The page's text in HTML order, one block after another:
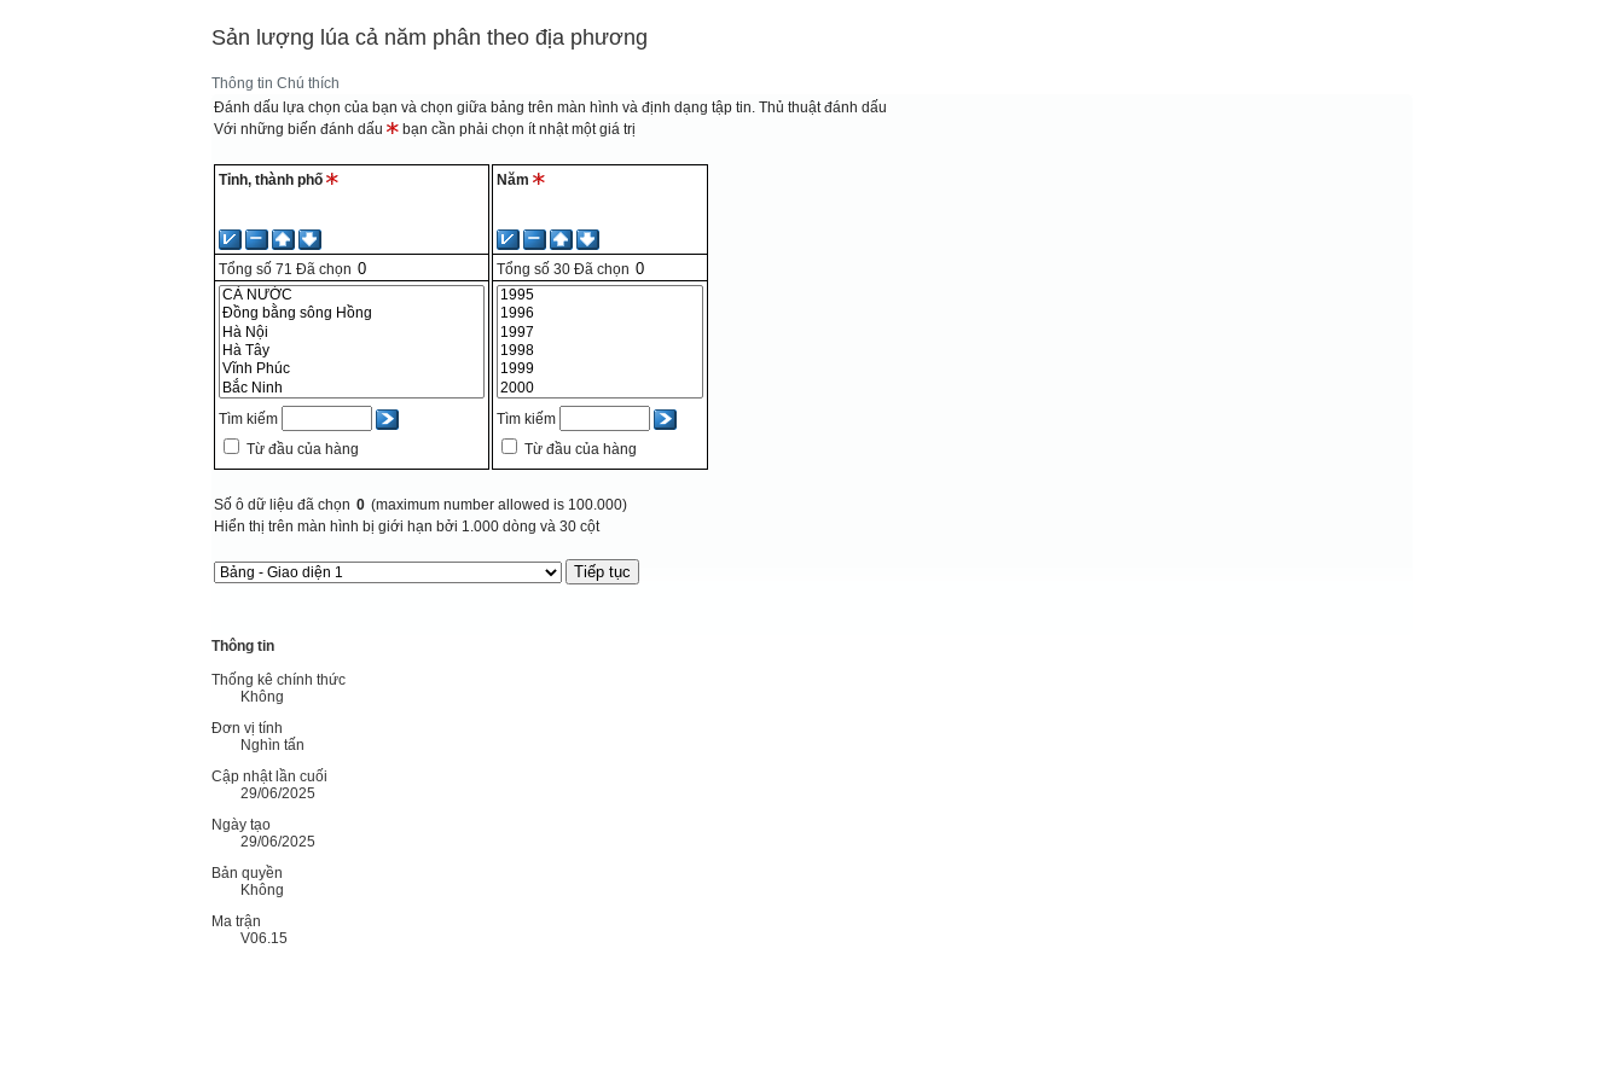
Sản lượng lúa cả năm phân theo địa phương
Thông tin Chú thích
Đánh dấu lựa chọn của bạn và chọn giữa bảng trên màn hình và định dạng tập tin.Thủ thuật đánh dấu
Với những biến đánh dấu
bạn cần phải chọn ít nhật một giá trị
Tỉnh, thành phố
Tổng số 71 Đã chọn
Tìm kiếm
Từ đầu của hàng
Năm
Tổng số 30 Đã chọn
Tìm kiếm
Từ đầu của hàng
Số ô dữ liệu đã chọn 0 (maximum number allowed is 100.000)
Hiển thị trên màn hình bị giới hạn bởi 1.000 dòng và 30 cột
Thông tin
Thống kê chính thức
Không
Đơn vị tính
Nghìn tấn
Cập nhật lần cuối
29/06/2025
Ngày tạo
29/06/2025
Bản quyền
Không
Ma trận
V06.15